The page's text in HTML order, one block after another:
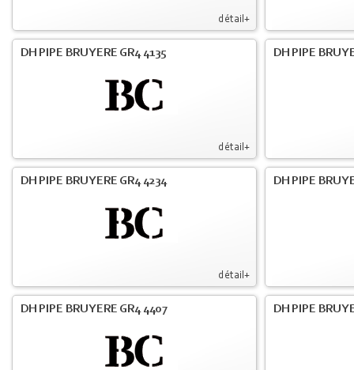
détail+
détail+
DH PIPE BRUYERE GR4 4135 DH PIPE
détail+
DH PIPE BRUYERE GR4 4234 DH PIPE
DH PIPE BRUYERE GR4 4407 DH PIPE